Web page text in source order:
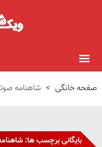
صفحه خانگی > شاهنامه
بایگانی برچسب ها: